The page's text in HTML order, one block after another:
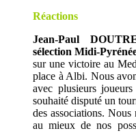
Réactions
Jean-Paul
sélection Midi-
sur une victoire au
place à Albi. Nous
avec plusieurs
souhaité disputé un
des associations. Nous
au mieux de nos